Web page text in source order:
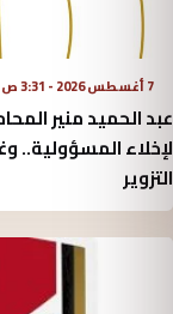
7 أغسطس 2026 - 3:31 ص
عبد الحميد منير
لإخلاء
التزوير